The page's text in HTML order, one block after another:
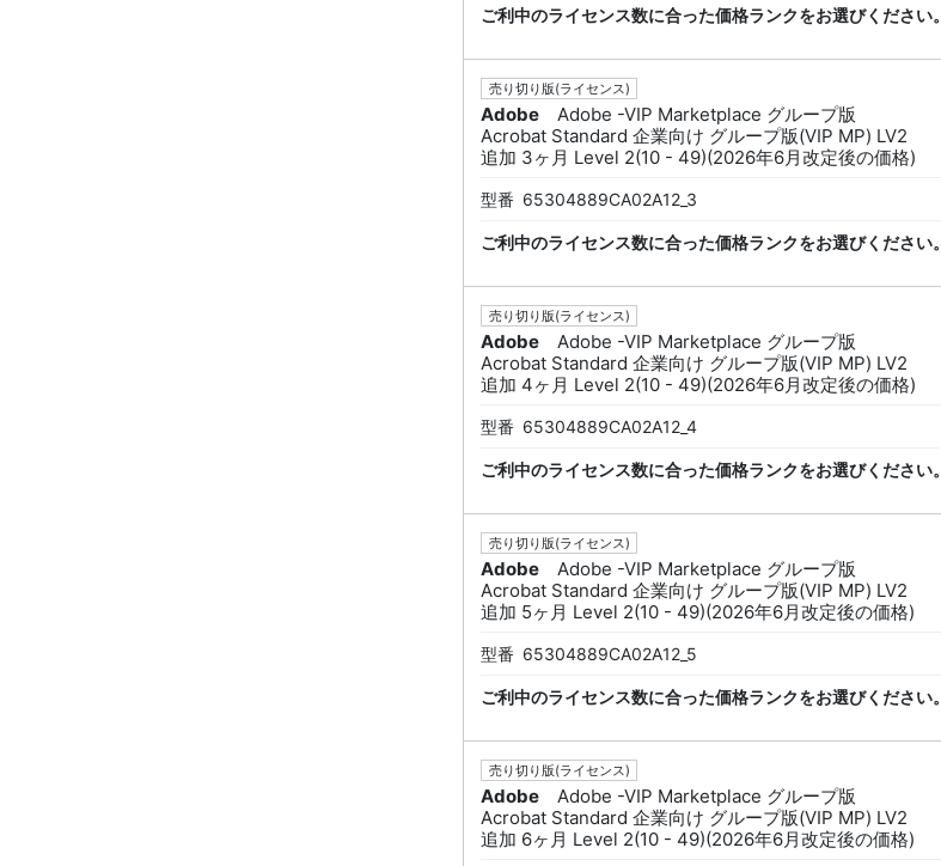
ご利中のライセンス数に合った価格ランクをお選びください。
売り切り版(ライセンス)
Adobe
Adobe -VIP Marketplace グループ版
Acrobat Standard 企業向け グループ版(VIP MP) LV2
追加 3ヶ月 Level 2(10 - 49)(2026年6月改定後の価格)
型番 65304889CA02A12_3
ご利中のライセンス数に合った価格ランクをお選びください。
売り切り版(ライセンス)
Adobe
Adobe -VIP Marketplace グループ版
Acrobat Standard 企業向け グループ版(VIP MP) LV2
追加 4ヶ月 Level 2(10 - 49)(2026年6月改定後の価格)
型番 65304889CA02A12_4
ご利中のライセンス数に合った価格ランクをお選びください。
売り切り版(ライセンス)
Adobe
Adobe -VIP Marketplace グループ版
Acrobat Standard 企業向け グループ版(VIP MP) LV2
追加 5ヶ月 Level 2(10 - 49)(2026年6月改定後の価格)
型番 65304889CA02A12_5
ご利中のライセンス数に合った価格ランクをお選びください。
売り切り版(ライセンス)
Adobe
Adobe -VIP Marketplace グループ版
Acrobat Standard 企業向け グループ版(VIP MP) LV2
追加 6ヶ月 Level 2(10 - 49)(2026年6月改定後の価格)